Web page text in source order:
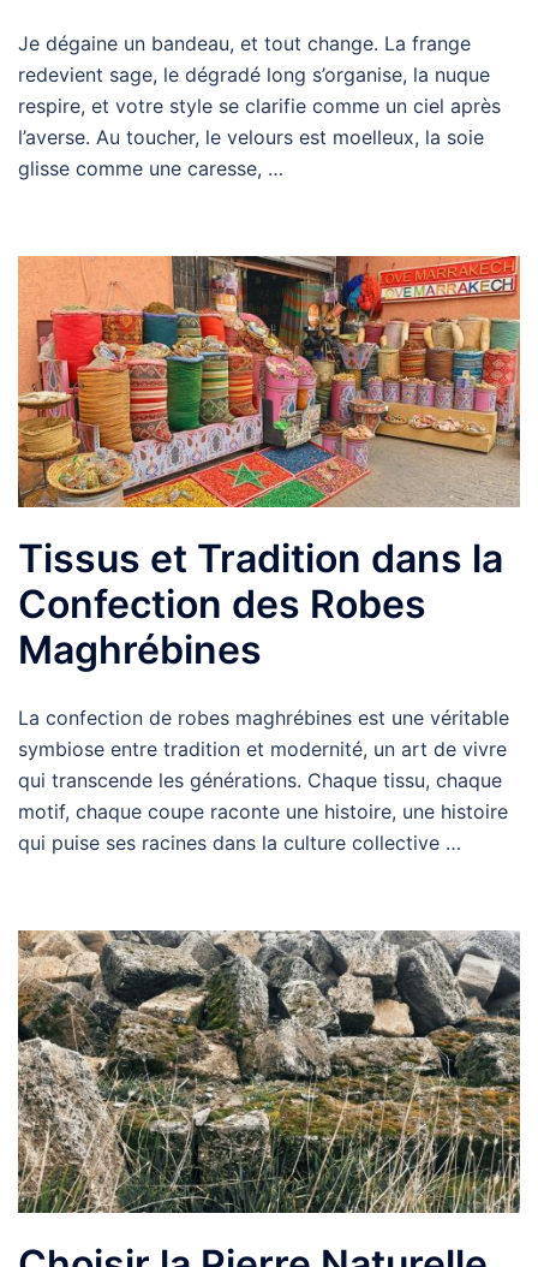
Je dégaine un bandeau, et tout change. La frange
redevient sage, le dégradé long s’organise, la nuque
respire, et votre style se clarifie comme un ciel après
l’averse. Au toucher, le velours est moelleux, la soie
glisse comme une caresse, …
Tissus et Tradition dans la
Confection des Robes
Maghrébines
La confection de robes maghrébines est une véritable
symbiose entre tradition et modernité, un art de vivre
qui transcende les générations. Chaque tissu, chaque
motif, chaque coupe raconte une histoire, une histoire
qui puise ses racines dans la culture collective …